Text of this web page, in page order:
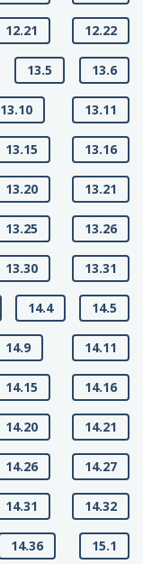
12.21 12.22
13.5 13.6
13.10 13.11
13.15 13.16
13.20 13.21
13.25 13.26
13.30 13.31
14.4 14.5
14.9 14.11
14.15 14.16
14.20 14.21
14.26 14.27
14.31 14.32
14.36 15.1